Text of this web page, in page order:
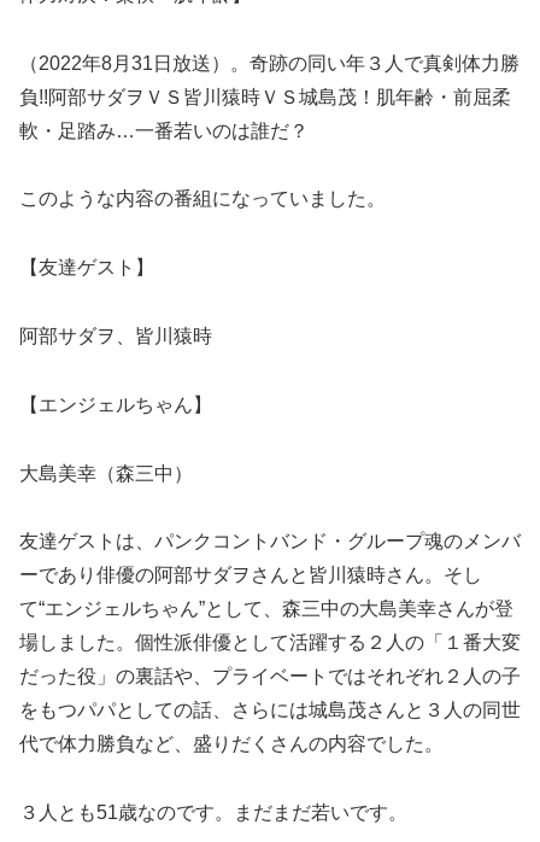
（2022年8月31日放送）。奇跡の同い年３人で真剣体力勝
負!!阿部サダヲＶＳ皆川猿時ＶＳ城島茂！肌年齢・前屈柔
軟・足踏み…一番若いのは誰だ？
このような内容の番組になっていました。
【友達ゲスト】
阿部サダヲ、皆川猿時
【エンジェルちゃん】
大島美幸（森三中）
友達ゲストは、パンクコントバンド・グループ魂のメンバ
ーであり俳優の阿部サダヲさんと皆川猿時さん。そし
て“エンジェルちゃん”として、森三中の大島美幸さんが登
場しました。個性派俳優として活躍する２人の「１番大変
だった役」の裏話や、プライベートではそれぞれ２人の子
をもつパパとしての話、さらには城島茂さんと３人の同世
代で体力勝負など、盛りだくさんの内容でした。
３人とも51歳なのです。まだまだ若いです。